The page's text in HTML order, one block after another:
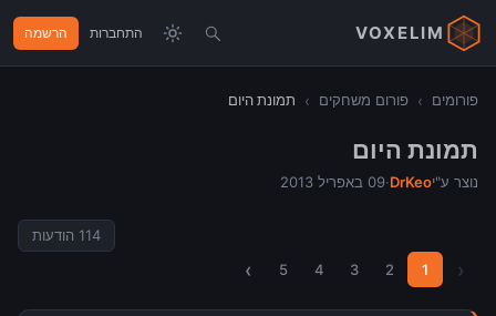
VOXELIM התחברות הרשמה
פורומים › פורום משחקים › תמונת היום
תמונת היום
נוצר ע"יDrKeo
·09 באפריל 2013
114 הודעות
‹
1
2
3
4
5
›